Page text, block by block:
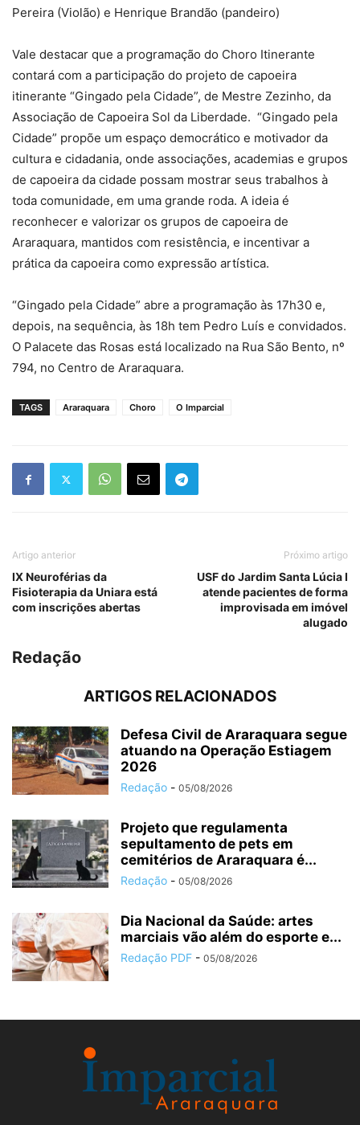
Pereira (Violão) e Henrique Brandão (pandeiro)
Vale destacar que a programação do Choro Itinerante
contará com a participação do projeto de capoeira
itinerante “Gingado pela Cidade”, de Mestre Zezinho, da
Associação de Capoeira Sol da Liberdade. “Gingado pela
Cidade” propõe um espaço democrático e motivador da
cultura e cidadania, onde associações, academias e grupos
de capoeira da cidade possam mostrar seus trabalhos à
toda comunidade, em uma grande roda. A ideia é
reconhecer e valorizar os grupos de capoeira de
Araraquara, mantidos com resistência, e incentivar a
prática da capoeira como expressão artística.
“Gingado pela Cidade” abre a programação às 17h30 e,
depois, na sequência, às 18h tem Pedro Luís e convidados.
O Palacete das Rosas está localizado na Rua São Bento, nº
794, no Centro de Araraquara.
TAGS Araraquara Choro O Imparcial
Artigo anterior
IX Neuroférias da
Fisioterapia da Uniara está
com inscrições abertas
Próximo artigo
USF do Jardim Santa Lúcia I
atende pacientes de forma
improvisada em imóvel
alugado
Redação
ARTIGOS RELACIONADOS
Defesa Civil de Araraquara segue
atuando na Operação Estiagem
2026
Redação - 05/08/2026
Projeto que regulamenta
sepultamento de pets em
cemitérios de Araraquara é...
Redação - 05/08/2026
Dia Nacional da Saúde: artes
marciais vão além do esporte e...
Redação PDF - 05/08/2026